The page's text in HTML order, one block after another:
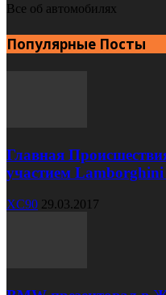
Все об автомобилях
Популярные Посты
Главная
участием
XC90 29.03.2017